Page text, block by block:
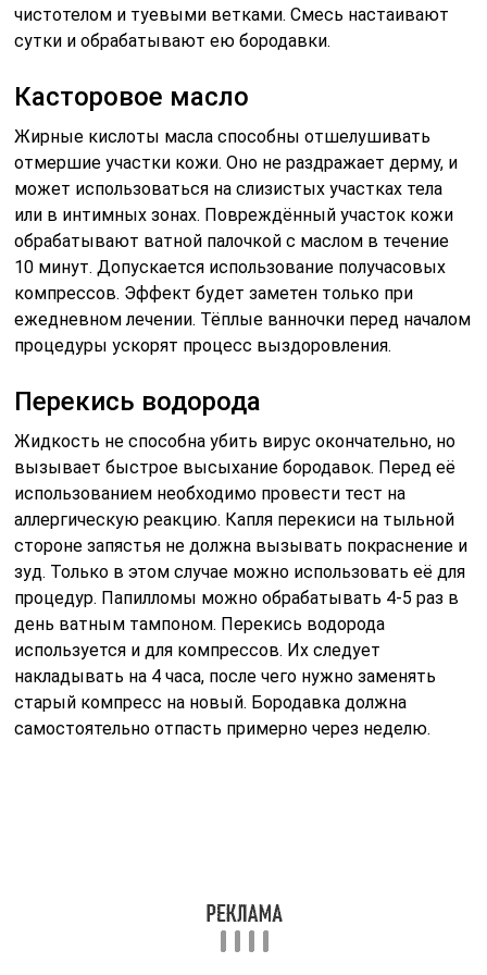
чистотелом и туевыми ветками. Смесь настаивают
сутки и обрабатывают ею бородавки.
Касторовое масло
Жирные кислоты масла способны отшелушивать
отмершие участки кожи. Оно не раздражает дерму, и
может использоваться на слизистых участках тела
или в интимных зонах. Повреждённый участок кожи
обрабатывают ватной палочкой с маслом в течение
10 минут. Допускается использование получасовых
компрессов. Эффект будет заметен только при
ежедневном лечении. Тёплые ванночки перед началом
процедуры ускорят процесс выздоровления.
Перекись водорода
Жидкость не способна убить вирус окончательно, но
вызывает быстрое высыхание бородавок. Перед её
использованием необходимо провести тест на
аллергическую реакцию. Капля перекиси на тыльной
стороне запястья не должна вызывать покраснение и
зуд. Только в этом случае можно использовать её для
процедур. Папилломы можно обрабатывать 4-5 раз в
день ватным тампоном. Перекись водорода
используется и для компрессов. Их следует
накладывать на 4 часа, после чего нужно заменять
старый компресс на новый. Бородавка должна
самостоятельно отпасть примерно через неделю.